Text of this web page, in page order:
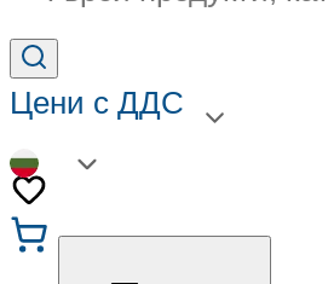
Търси продукти, категории...
Цени с ДДС
BG